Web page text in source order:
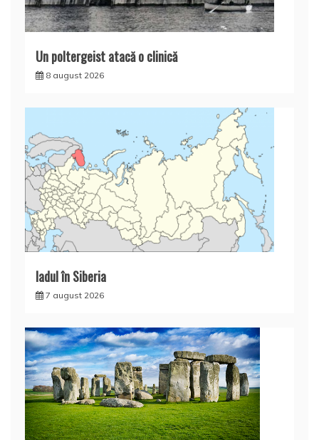
Un poltergeist atacă o clinică
8 august 2026
Iadul în Siberia
7 august 2026